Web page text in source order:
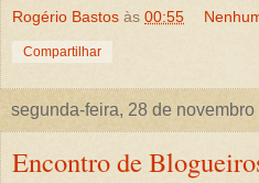
Rogério Bastos às 00:55
Compartilhar
segunda-feira, 28 de novembro
Encontro de